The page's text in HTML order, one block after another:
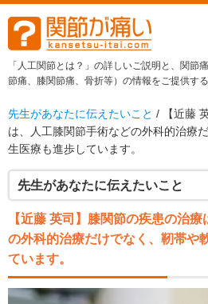
「人工関節とは？」の詳しいご説明と、関節
節痛、膝関節痛、骨折等）の情報をご提供す
先生があなたに伝えたいこと / 【近藤
は、人工膝関節手術などの外科的治療
生医療も進歩しています。
先生があなたに伝えたいこと
【近藤 英司】膝関節の疾患の治
の外科的治療だけでなく、靭帯や
ています。